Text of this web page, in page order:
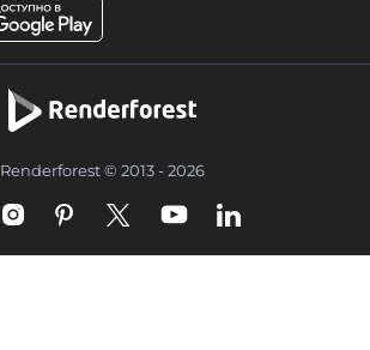
Renderforest © 2013 - 2026